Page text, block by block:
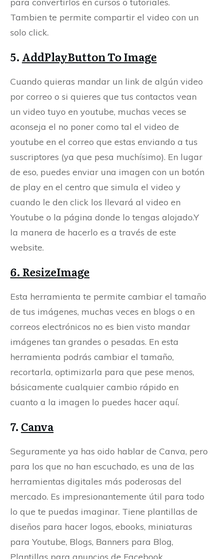
Tambien te permite compartir el video con un
solo click.
5. AddPlayButton To Image
Cuando quieras mandar un link de algún video
por correo o si quieres que tus contactos vean
un video tuyo en youtube, muchas veces se
aconseja el no poner como tal el video de
youtube en el correo que estas enviando a tus
suscriptores (ya que pesa muchísimo). En lugar
de eso, puedes enviar una imagen con un botón
de play en el centro que simula el video y
cuando le den click los llevará al video en
Youtube o la página donde lo tengas alojado.Y
la manera de hacerlo es a través de este
website.
6. ResizeImage
Esta herramienta te permite cambiar el tamaño
de tus imágenes, muchas veces en blogs o en
correos electrónicos no es bien visto mandar
imágenes tan grandes o pesadas. En esta
herramienta podrás cambiar el tamaño,
recortarla, optimizarla para que pese menos,
básicamente cualquier cambio rápido en
cuanto a la imagen lo puedes hacer aquí.
7. Canva
Seguramente ya has oido hablar de Canva, pero
para los que no han escuchado, es una de las
herramientas digitales más poderosas del
mercado. Es impresionantemente útil para todo
lo que te puedas imaginar. Tiene plantillas de
diseños para hacer logos, ebooks, miniaturas
para Youtube, Blogs, Banners para Blog,
Plantillas para anuncios de Facebook,